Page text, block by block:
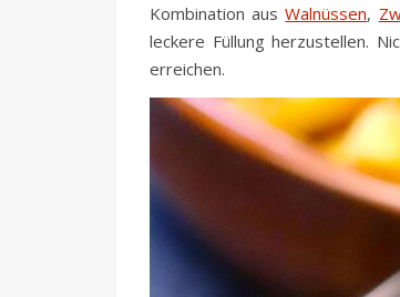
Kombination ausWalnüssen,
leckere Füllung herzustellen.
erreichen.